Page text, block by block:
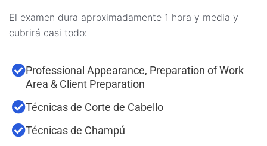
El examen dura aproximadamente 1 hora y media y
cubrirá casi todo:
Professional Appearance, Preparation of Work
Area & Client Preparation
Técnicas de Corte de Cabello
Técnicas de Champú